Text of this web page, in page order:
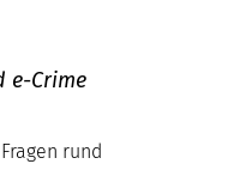
e-Crime
rund